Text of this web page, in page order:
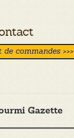
de commandes >>>
Gazette